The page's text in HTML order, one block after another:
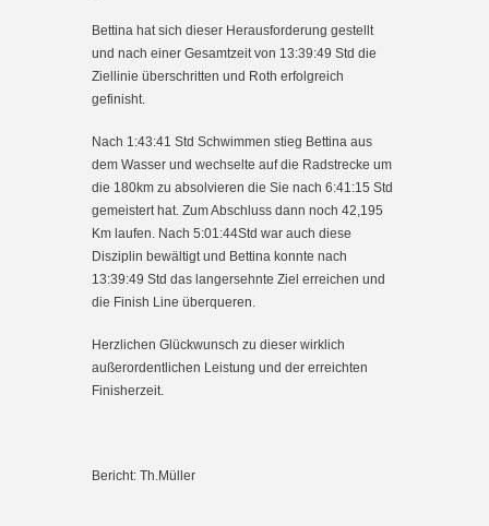
Bettina hat sich dieser Herausforderung gestellt
und nach einer Gesamtzeit von 13:39:49 Std die
Ziellinie überschritten und Roth erfolgreich
gefinisht.
Nach 1:43:41 Std Schwimmen stieg Bettina aus
dem Wasser und wechselte auf die Radstrecke um
die 180km zu absolvieren die Sie nach 6:41:15 Std
gemeistert hat. Zum Abschluss dann noch 42,195
Km laufen. Nach 5:01:44Std war auch diese
Disziplin bewältigt und Bettina konnte nach
13:39:49 Std das langersehnte Ziel erreichen und
die Finish Line überqueren.
Herzlichen Glückwunsch zu dieser wirklich
außerordentlichen Leistung und der erreichten
Finisherzeit.
Bericht: Th.Müller